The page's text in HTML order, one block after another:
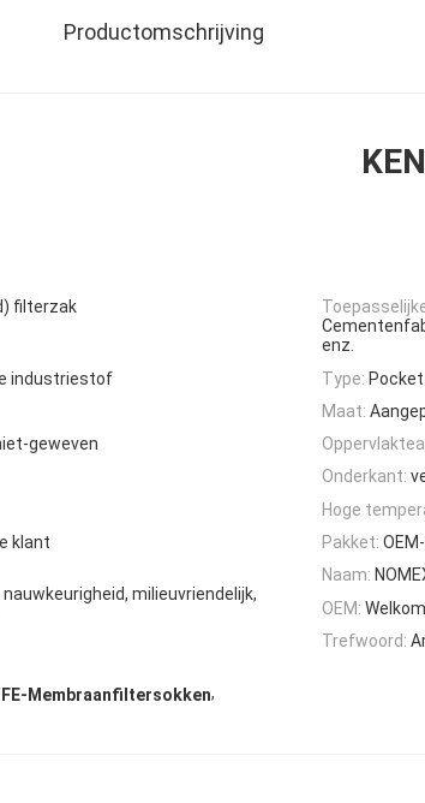
Productomschrijving
filterzak
enz.
industriestof Type: Pocket
Maat:
geweven
Onderkant:
Hoge
klant Pakket:
milieuvriendelijk,
Naam:
OEM: Welkom
Trefwoord:
Membraanfiltersokken,